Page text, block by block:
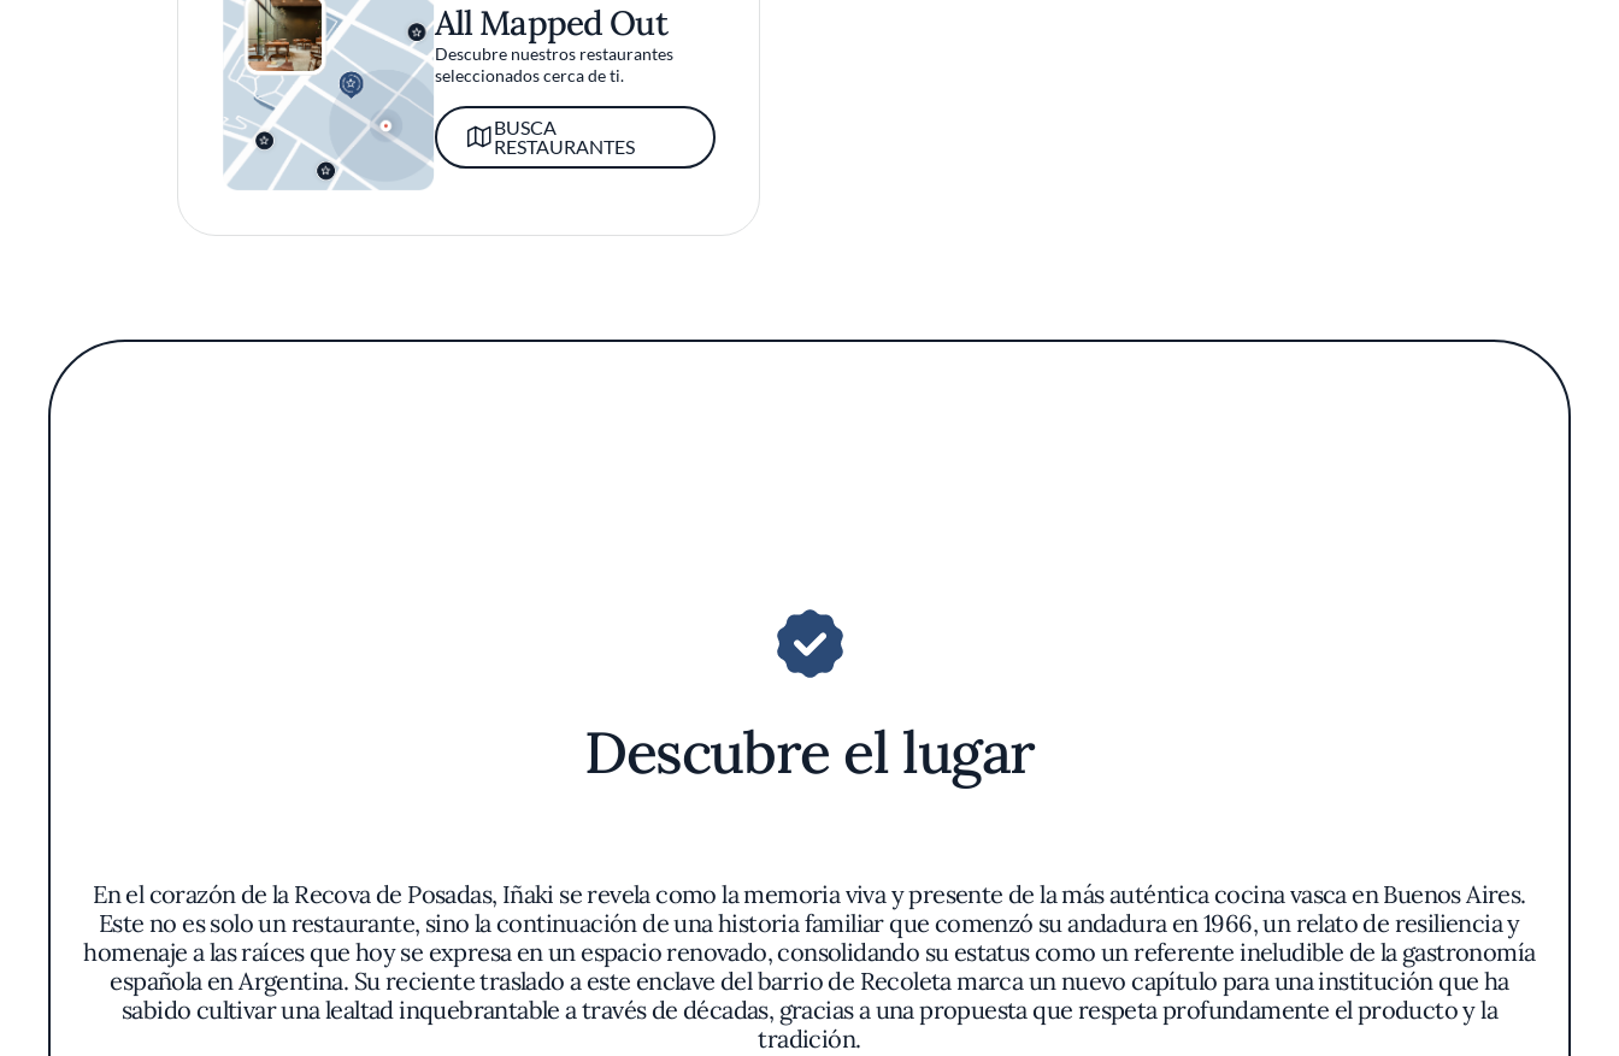
All Mapped Out
Descubre nuestros restaurantes
seleccionados cerca de ti.
BUSCA
RESTAURANTES
Descubre el lugar
En el corazón de la Recova de Posadas, Iñaki se revela como la memoria viva y presente de la más auténtica cocina vasca en Buenos Aires.
Este no es solo un restaurante, sino la continuación de una historia familiar que comenzó su andadura en 1966, un relato de resiliencia y
homenaje a las raíces que hoy se expresa en un espacio renovado, consolidando su estatus como un referente ineludible de la gastronomía
española en Argentina. Su reciente traslado a este enclave del barrio de Recoleta marca un nuevo capítulo para una institución que ha
sabido cultivar una lealtad inquebrantable a través de décadas, gracias a una propuesta que respeta profundamente el producto y la
tradición.